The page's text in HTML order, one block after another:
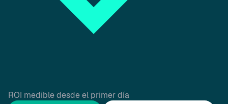
ROI medible desde el primer día